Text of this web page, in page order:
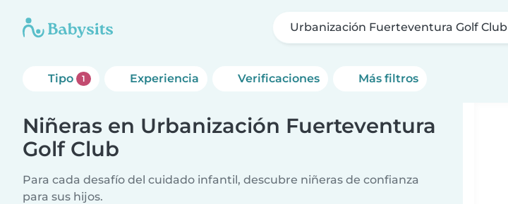
Urbanización Fuerteventura Golf Club
Tipo 1 Experiencia Verificaciones Más filtros
Niñeras en Urbanización Fuerteventura
Golf Club
Para cada desafío del cuidado infantil, descubre niñeras de confianza
para sus hijos.